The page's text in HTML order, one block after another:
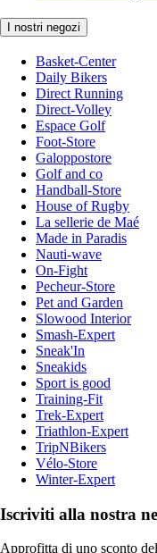
I nostri negozi
Basket-Center
Daily Bikers
Direct Running
Direct-Volley
Espace Golf
Foot-Store
Galoppostore
Golf and co
Handball-Store
House of Rugby
La sellerie de Maé
Made in Paradis
Nauti-wave
On-Fight
Pecheur-Store
Pet and Garden
Slowood Interior
Smash-Expert
Sneak'In
Sneakids
Sport is good
Training-Fit
Trek-Expert
Triathlon-Expert
TripNBikers
Vélo-Store
Winter-Expert
Iscriviti alla nostra
Approfitta di uno sconto